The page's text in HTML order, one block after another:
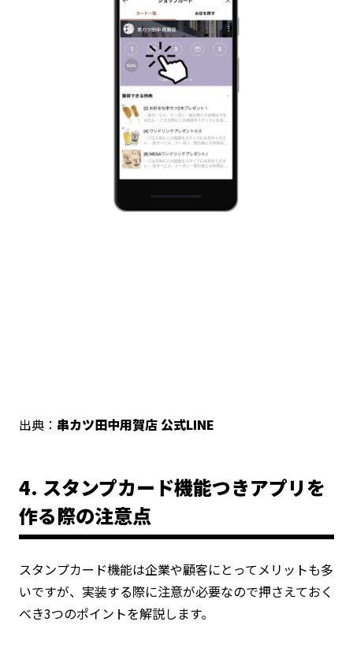
出典： 串カツ田中用賀店 公式LINE
4. スタンプカード機能つきアプリを
作る際の注意点
スタンプカード機能は企業や顧客にとってメリットも多
いですが、実装する際に注意が必要なので押さえておく
べき3つのポイントを解説します。